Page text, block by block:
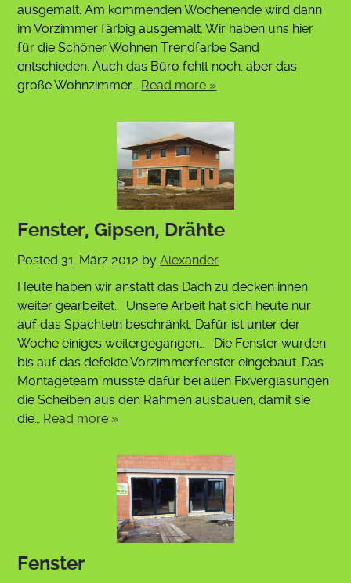
ausgemalt. Am kommenden Wochenende wird dann
im Vorzimmer färbig ausgemalt. Wir haben uns hier
für die Schöner Wohnen Trendfarbe Sand
entschieden. Auch das Büro fehlt noch, aber das
große Wohnzimmer… Read more »
Fenster, Gipsen, Drähte
Posted 31. März 2012 byAlexander
Heute haben wir anstatt das Dach zu decken innen
weiter gearbeitet. Unsere Arbeit hat sich heute nur
auf das Spachteln beschränkt. Dafür ist unter der
Woche einiges weitergegangen… Die Fenster wurden
bis auf das defekte Vorzimmerfenster eingebaut. Das
Montageteam musste dafür bei allen Fixverglasungen
die Scheiben aus den Rahmen ausbauen, damit sie
die… Read more »
Fenster